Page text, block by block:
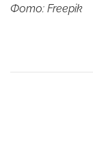
Фото: Freepik